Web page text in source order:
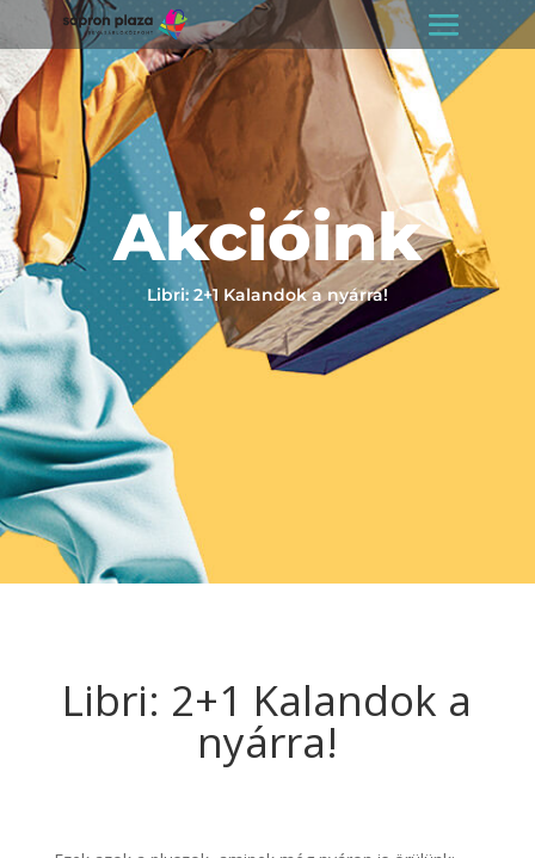
Akcióink
Libri: 2+1 Kalandok a nyárra!
Libri: 2+1 Kalandok a
nyárra!